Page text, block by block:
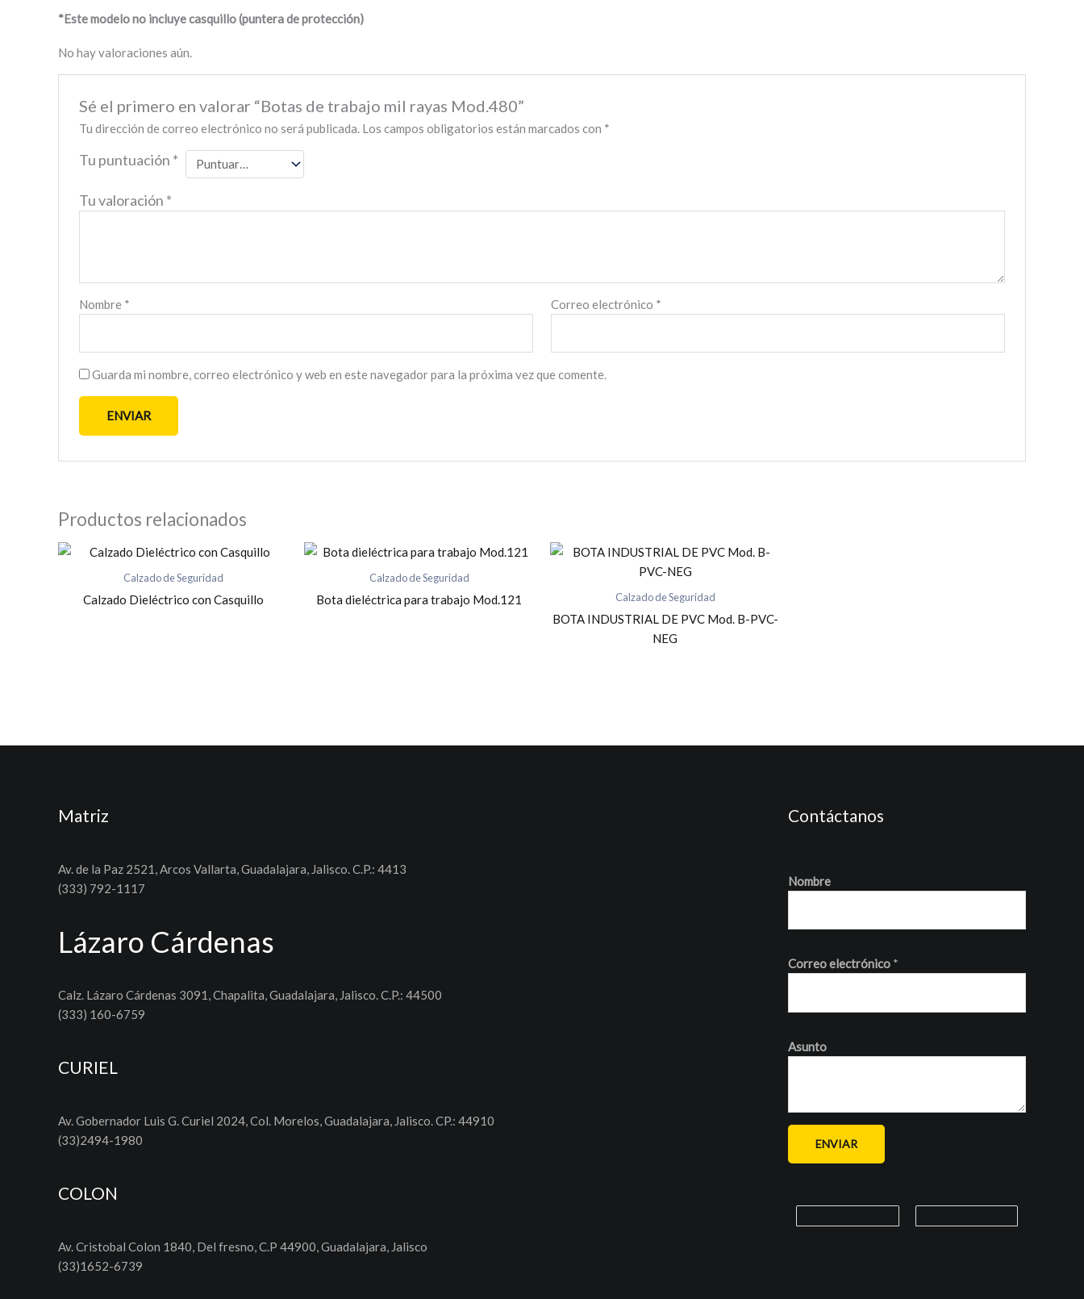
*Este modelo no incluye casquillo (puntera de protección)
No hay valoraciones aún.
Sé el primero en valorar “Botas de trabajo mil rayas Mod.480”
Tu dirección de correo electrónico no será publicada. Los campos obligatorios están marcados con *
Tu puntuación *
Tu valoración *
Nombre * Correo electrónico *
Guarda mi nombre, correo electrónico y web en este navegador para la próxima vez que comente.
Productos relacionados
Calzado de Seguridad
Calzado Dieléctrico con Casquillo
Calzado de Seguridad
Bota dieléctrica para trabajo Mod.121 Calzado de Seguridad
BOTA INDUSTRIAL DE PVC Mod. B-PVC-
NEG
Matriz
Av. de la Paz 2521, Arcos Vallarta, Guadalajara, Jalisco. C.P.: 4413
(333) 792-1117
Lázaro Cárdenas
Calz. Lázaro Cárdenas 3091, Chapalita, Guadalajara, Jalisco. C.P.: 44500
(333) 160-6759
CURIEL
Av. Gobernador Luis G. Curiel 2024, Col. Morelos, Guadalajara, Jalisco. CP.: 44910
(33)2494-1980
COLON
Av. Cristobal Colon 1840, Del fresno, C.P 44900, Guadalajara, Jalisco
(33)1652-6739
Contáctanos
Nombre
Correo electrónico *
Asunto
ENVIAR